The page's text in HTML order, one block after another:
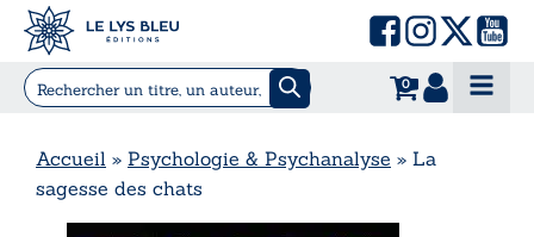
0
Accueil » Psychologie & Psychanalyse » La
sagesse des chats